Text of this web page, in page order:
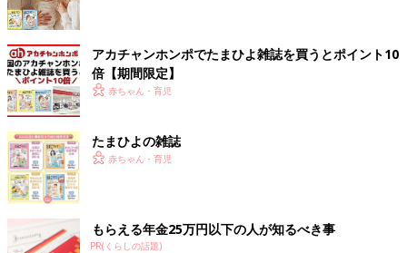
アカチャンホンポでたまひよ雑誌を買うとポイント10
倍【期間限定】
赤ちゃん・育児
たまひよの雑誌
赤ちゃん・育児
もらえる年金25万円以下の人が知るべき事
PR(くらしの話題)